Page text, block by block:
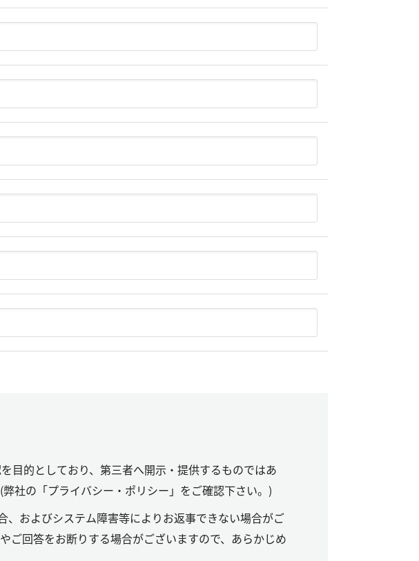
目的としており、第三者へ開示・提供するものではあ
社の「プライバシー・ポリシー」をご確認下さい。)
およびシステム障害等によりお返事できない場合がご
ご回答をお断りする場合がございますので、あらかじめ